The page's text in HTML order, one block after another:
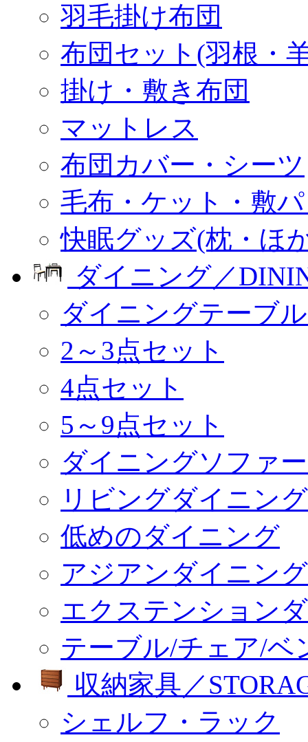
羽毛掛け布団
布団セット(羽根・
掛け・敷き布団
マットレス
布団カバー・シーツ
毛布・ケット・敷
快眠グッズ(枕・ほ
ダイニング／
ダイニングテーブ
2～3点セット
4点セット
5～9点セット
ダイニングソファ
リビングダイニン
低めのダイニング
アジアンダイニング
エクステンション
テーブル/チェア/ベ
収納家具／
シェルフ・ラック